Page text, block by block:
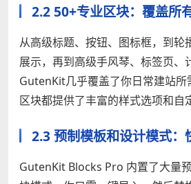
2.2 50+专业区块：覆盖所
从高级标题、按钮、图标框，到轮
展示，再到高级手风琴、标签页
GutenKit几乎覆盖了你日常建站所
区块都提供了丰富的样式选项和自
2.3 预制模板和设计模式：
GutenKit Blocks Pro 内置了大量